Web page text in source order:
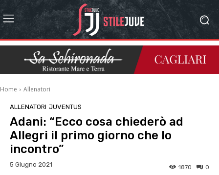
Home Allenatori
ALLENATORI JUVENTUS
Adani: “Ecco cosa chiederò ad
Allegri il primo giorno che lo
incontro”
5 Giugno 2021 0
1870